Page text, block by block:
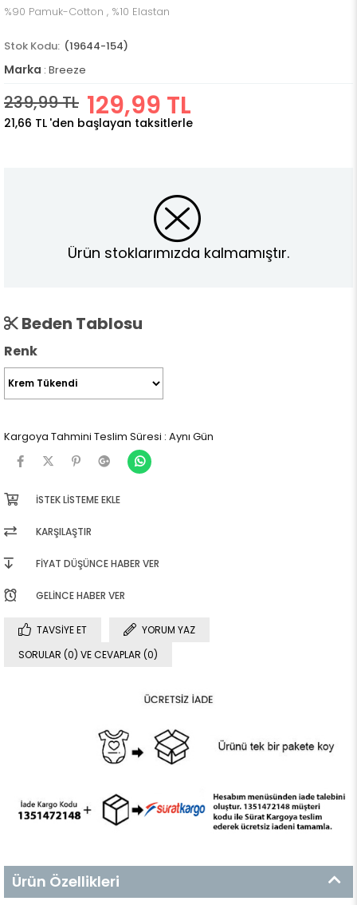
%90 Pamuk-Cotton , %10 Elastan
(19644-154)
Marka : Breeze
239,99 TL 129,99 TL
21,66 TL 'den başlayan taksitlerle
Ürün stoklarımızda kalmamıştır.
Beden Tablosu
Renk
Kargoya Tahmini Teslim Süresi : Aynı Gün
İSTEK LISTEME EKLE
KARŞILAŞTIR
FIYAT DÜŞÜNCE HABER VER
GELINCE HABER VER
TAVSIYE ET
YORUM YAZ
SORULAR (0) VE CEVAPLAR (0)
Ürün Özellikleri